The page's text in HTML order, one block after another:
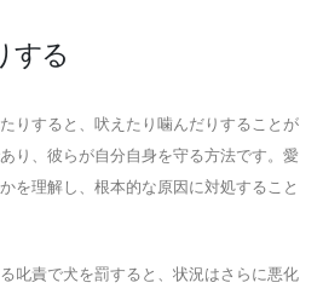
する
りすると、吠えたり噛んだりすることが
り、彼らが自分自身を守る方法です。愛
を理解し、根本的な原因に対処すること
叱責で犬を罰すると、状況はさらに悪化